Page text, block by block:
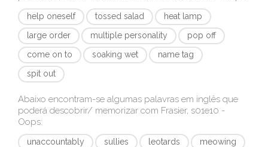
help oneself tossed salad
heat lamp
large order
multiple personality
pop off
come on to
soaking wet
name tag
spit out
Abaixo encontram-se algumas palavras em inglês que
poderá descobrir/ memorizar com Frasier, s01e10 -
Oops:
unaccountably sullies leotards
meowing